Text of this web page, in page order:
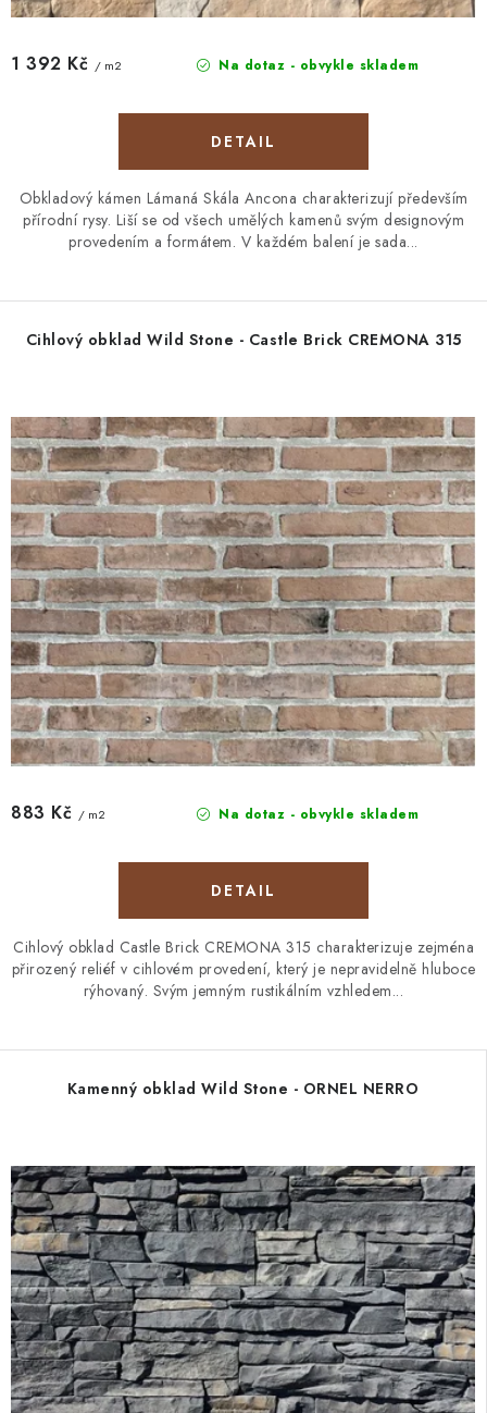
Na dotaz - obvykle skladem
1 392 Kč / m2
Obkladový kámen Lámaná Skála Ancona charakterizují především
přírodní rysy. Liší se od všech umělých kamenů svým designovým
provedením a formátem. V každém balení je sada...
Cihlový obklad Wild Stone - Castle Brick CREMONA 315
Na dotaz - obvykle skladem
883 Kč / m2
Cihlový obklad Castle Brick CREMONA 315 charakterizuje zejména
přirozený reliéf v cihlovém provedení, který je nepravidelně hluboce
rýhovaný. Svým jemným rustikálním vzhledem...
Kamenný obklad Wild Stone - ORNEL NERRO